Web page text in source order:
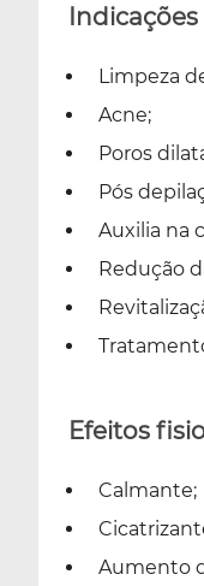
Indicações
Limpeza
Acne;
Poros
Pós
Auxilia na
Redução
Efeitos
Calmante;
Aumento